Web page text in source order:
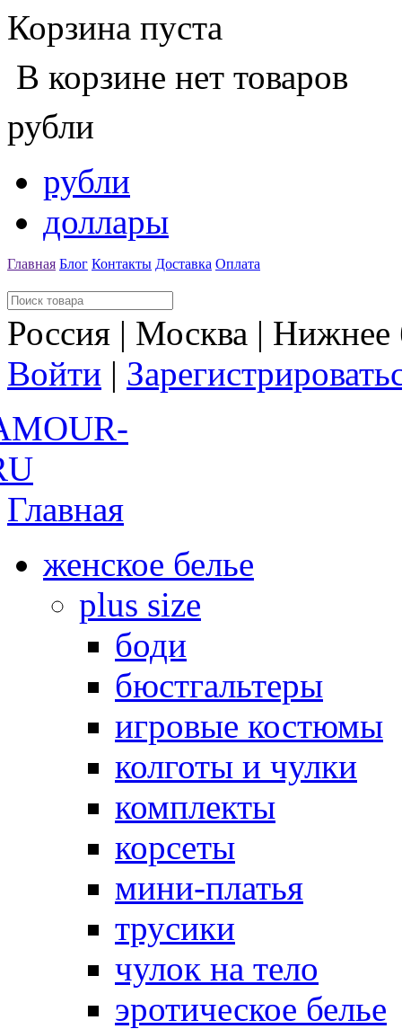
Корзина пуста
В корзине нет товаров
рубли
рубли
доллары
Главная Блог Контакты Доставка Оплата
Россия | Москва |
Войти |
Главная
женское белье
plus size
боди
бюстгальтеры
игровые костюмы
колготы и чулки
комплекты
корсеты
мини-платья
трусики
чулок на тело
эротическое белье